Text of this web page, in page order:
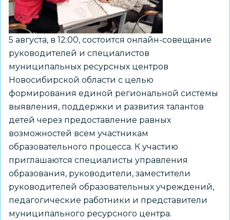
5 августа, в 12:00, состоится онлайн-совещание
руководителей и специалистов
муниципальных ресурсных центров
Новосибирской области с целью
формирования единой региональной системы
выявления, поддержки и развития талантов
детей через предоставление равных
возможностей всем участникам
образовательного процесса. К участию
приглашаются специалисты управления
образования, руководители, заместители
руководителей образовательных учреждений,
педагогические работники и представители
муниципального ресурсного центра.